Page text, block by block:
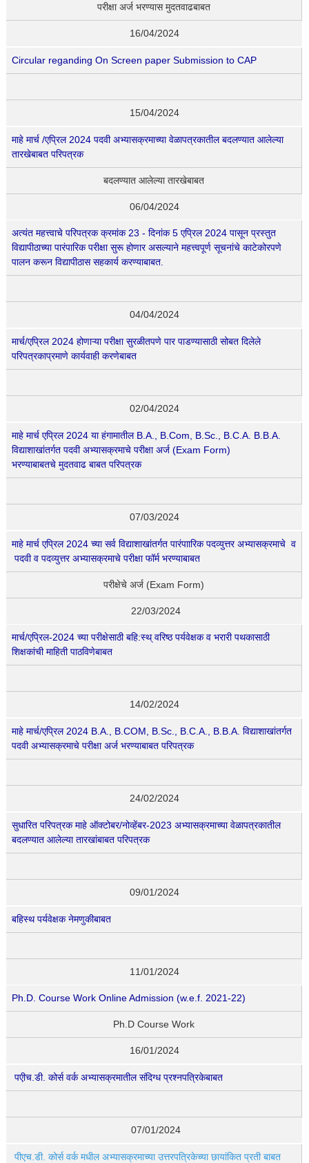
परीक्षा अर्ज भरण्यास मुदतवाढबाबत
16/04/2024
Circular reganding On Screen paper Submission to CAP
15/04/2024
माहे मार्च /एप्रिल 2024 पदवी अभ्यासक्रमाच्या वेळापत्रकातील बदलण्यात आलेल्या
तारखेबाबतपरिपत्रक
बदलण्यात आलेल्या तारखेबाबत
06/04/2024
अत्यंत महत्त्वाचे परिपत्रक क्रमांक 23 - दिनांक 5 एप्रिल 2024 पासून प्रस्तुत
विद्यापीठाच्या पारंपारिक परीक्षा सुरू होणार असल्याने महत्त्वपूर्ण सूचनांचे काटेकोरपणे
पालन करून विद्यापीठास सहकार्य करण्याबाबत.
04/04/2024
मार्च/एप्रिल 2024 होणाऱ्या परीक्षा सुरळीतपणे पार पाडण्यासाठी सोबत दिलेले
परिपत्रकाप्रमाणे कार्यवाही करणेबाबत
02/04/2024
माहे मार्च एप्रिल 2024 या हंगामातील B.A., B.Com, B.Sc., B.C.A. B.B.A.
विद्याशाखांतर्गत पदवी अभ्यासक्रमाचे परीक्षा अर्ज (Exam Form)
भरण्याबाबतचे मुदतवाढ बाबत परिपत्रक
07/03/2024
माहे मार्च एप्रिल 2024 च्या सर्व विद्याशाखांतर्गत पारंपाारिक पदव्युत्तर अभ्यासक्रमाचे व
पदवी व पदव्युत्तर अभ्यासक्रमाचे परीक्षा फॉर्म भरण्याबाबत
परीक्षेचे अर्ज (Exam Form)
22/03/2024
मार्च/एप्रिल-2024 च्या परीक्षेसाठी बहि:स्थ् वरिष्ठ पर्यवेक्षक व भरारी पथकासाठी
शिक्षकांची माहिती पाठविणेबाबत
14/02/2024
माहे मार्च/एप्रिल 2024 B.A., B.COM, B.Sc., B.C.A., B.B.A. विद्याशाखांतर्गत
पदवी अभ्यासक्रमाचे परीक्षा अर्ज भरण्याबाबत परिपत्रक
24/02/2024
सुधारित परिपत्रक माहे ऑक्टोबर/नोव्हेंबर-2023 अभ्यासक्रमाच्या वेळापत्रकातील
बदलण्यात आलेल्या तारखांबाबत परिपत्रक
09/01/2024
बहिस्थ पर्यवेक्षक नेमणुकीबाबत
11/01/2024
Ph.D. Course Work Online Admission (w.e.f. 2021-22)
Ph.D Course Work
16/01/2024
पएीच.डी. कोर्स वर्क अभ्यासक्रमातील संदिग्ध प्रश्नपत्रिकेबाबत
07/01/2024
पीएच.डी. कोर्स वर्क मधील अभ्यासक्रमाच्या उत्तरपत्रिकेच्या छायांकित प्रती बाबत